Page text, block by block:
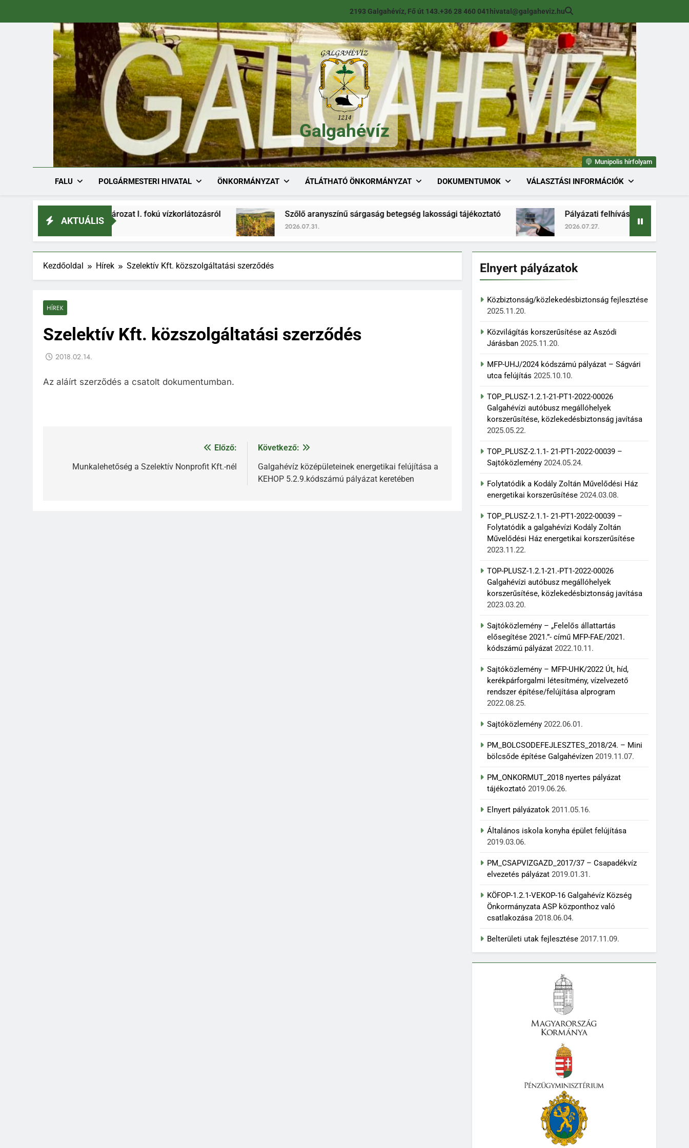
2193 Galgahévíz, Fő út 143.+36 28 460 041 hivatal@galgaheviz.hu
Galgahévíz
Galgahévíz
Munipolis hírfolyam
FALU POLGÁRMESTERI HIVATAL ÖNKORMÁNYZAT ÁTLÁTHATÓ ÖNKORMÁNYZAT DOKUMENTUMOK VÁLASZTÁSI INFORMÁCIÓK
AKTUÁLIS
1536-1/2026. határozat I. fokú vízkorlátozásról Szőlő aranyszínű sárgaság betegség lakossági tájékoztató
2026.07.31.
Pályázati felhívás (módosított) ingatlan
2026.07.27.
Kezdőoldal Hírek Szelektív Kft. közszolgáltatási szerződés
HÍREK
Szelektív Kft. közszolgáltatási szerződés
2018.02.14.
Az aláírt szerződés a csatolt dokumentumban.
navigáció
Előző:
Munkalehetőség a Szelektív Nonprofit Kft.-nél
Következő:
Galgahévíz középületeinek energetikai felújítása a
KEHOP 5.2.9.kódszámú pályázat keretében
Elnyert pályázatok
Közbiztonság/közlekedésbiztonság fejlesztése
2025.11.20.
Közvilágítás korszerűsítése az Aszódi
Járásban 2025.11.20.
MFP-UHJ/2024 kódszámú pályázat – Ságvári
utca felújítás 2025.10.10.
TOP_PLUSZ-1.2.1-21-PT1-2022-00026
Galgahévízi autóbusz megállóhelyek
korszerűsítése, közlekedésbiztonság javítása
2025.05.22.
TOP_PLUSZ-2.1.1- 21-PT1-2022-00039 –
Sajtóközlemény 2024.05.24.
Folytatódik a Kodály Zoltán Művelődési Ház
energetikai korszerűsítése 2024.03.08.
TOP_PLUSZ-2.1.1- 21-PT1-2022-00039 –
Folytatódik a galgahévízi Kodály Zoltán
Művelődési Ház energetikai korszerűsítése
2023.11.22.
TOP-PLUSZ-1.2.1-21.-PT1-2022-00026
Galgahévízi autóbusz megállóhelyek
korszerűsítése, közlekedésbiztonság javítása
2023.03.20.
Sajtóközlemény – „Felelős állattartás
elősegítése 2021.”- című MFP-FAE/2021.
kódszámú pályázat 2022.10.11.
Sajtóközlemény – MFP-UHK/2022 Út, híd,
kerékpárforgalmi létesítmény, vízelvezető
rendszer építése/felújítása alprogram
2022.08.25.
Sajtóközlemény 2022.06.01.
PM_BOLCSODEFEJLESZTES_2018/24. – Mini
bölcsőde építése Galgahévízen 2019.11.07.
PM_ONKORMUT_2018 nyertes pályázat
tájékoztató 2019.06.26.
Elnyert pályázatok 2011.05.16.
Általános iskola konyha épület felújítása
2019.03.06.
PM_CSAPVIZGAZD_2017/37 – Csapadékvíz
elvezetés pályázat 2019.01.31.
KÖFOP-1.2.1-VEKOP-16 Galgahévíz Község
Önkormányzata ASP központhoz való
csatlakozása 2018.06.04.
Belterületi utak fejlesztése 2017.11.09.